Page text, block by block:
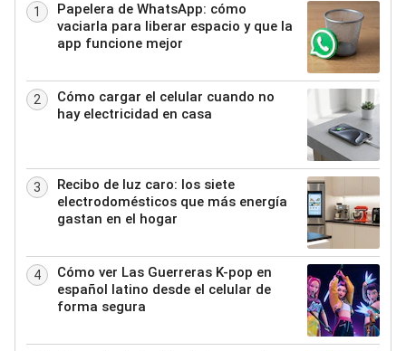
1
Papelera de WhatsApp: cómo
vaciarla para liberar espacio y que la
app funcione mejor
2
Cómo cargar el celular cuando no
hay electricidad en casa
3
Recibo de luz caro: los siete
electrodomésticos que más energía
gastan en el hogar
4
Cómo ver Las Guerreras K-pop en
español latino desde el celular de
forma segura